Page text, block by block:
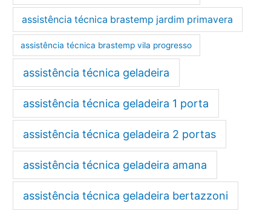
assistência técnica brastemp jardim primavera
assistência técnica brastemp vila progresso
assistência técnica geladeira
assistência técnica geladeira 1 porta
assistência técnica geladeira 2 portas
assistência técnica geladeira amana
assistência técnica geladeira bertazzoni